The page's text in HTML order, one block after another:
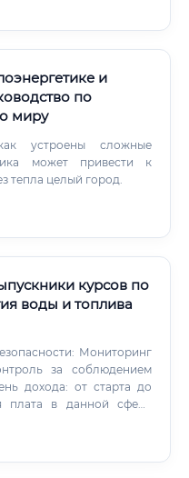
или руководителя
и
по
миру
устроены сложные
может привести к
тепла целый город.
курсов по
воды и топлива
Мониторинг
за соблюдением
дохода: от старта до
плата в данной сфере
уровня квалификации,